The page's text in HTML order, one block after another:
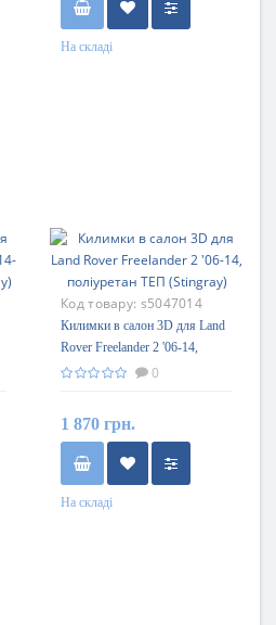
На складі
Код товару: s5047014
Килимки в салон 3D для Land
Rover Freelander 2 '06-14,
поліуретан ТЕП (Stingray)
0
1 870 грн.
На складі